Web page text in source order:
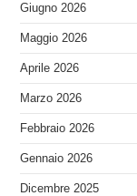
Giugno 2026
Maggio 2026
Aprile 2026
Marzo 2026
Febbraio 2026
Gennaio 2026
Dicembre 2025